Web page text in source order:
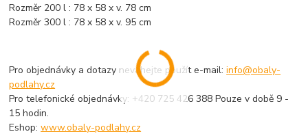
Rozměr 200 l : 78 x 58 x v. 78 cm
Rozměr 300 l : 78 x 58 x v. 95 cm
Pro objednávky a dotazy neváhejte použít e-mail:info@obaly-
podlahy.cz
Pro telefonické objednávky: +420 725 426 388 Pouze v době 9 -
15 hodin.
Eshop:www.obaly-podlahy.cz